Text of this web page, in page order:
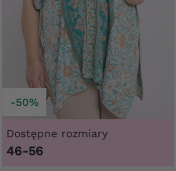
-50%
Dostępne rozmiary
46-56